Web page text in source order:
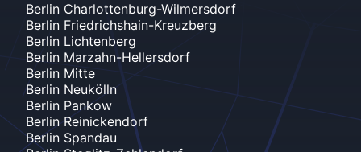
Berlin Charlottenburg-Wilmersdorf
Berlin Friedrichshain-Kreuzberg
Berlin Lichtenberg
Berlin Marzahn-Hellersdorf
Berlin Mitte
Berlin Neukölln
Berlin Pankow
BerlinReinickendorf
Berlin Spandau